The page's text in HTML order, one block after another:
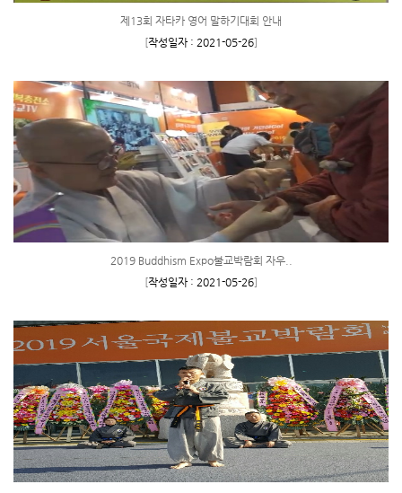
제13회 자타카 영어 말하기대회 안내
[작성일자 : 2021-05-26]
2019 Buddhism Expo불교박람회 자우..
[작성일자 : 2021-05-26]